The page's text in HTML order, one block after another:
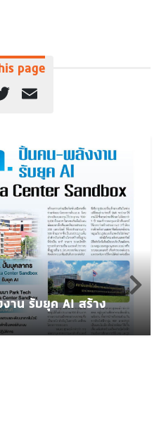
page
Twitter
าน รับยุค AI สร้าง